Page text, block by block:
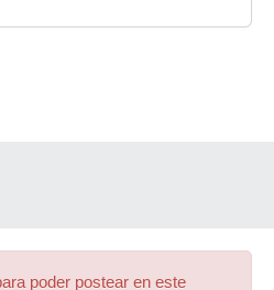
poder postear en este